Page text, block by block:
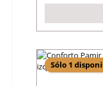
Sólo 1